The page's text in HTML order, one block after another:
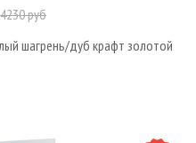
4230 руб
шагрень/дуб крафт золотой